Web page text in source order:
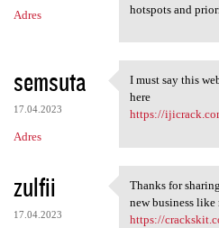
Adres
hotspots and
semsuta
17.04.2023
Adres
I must say this
I must say this
here
https://
zulfii
17.04.2023
Thanks for
Thanks for
new business
https://